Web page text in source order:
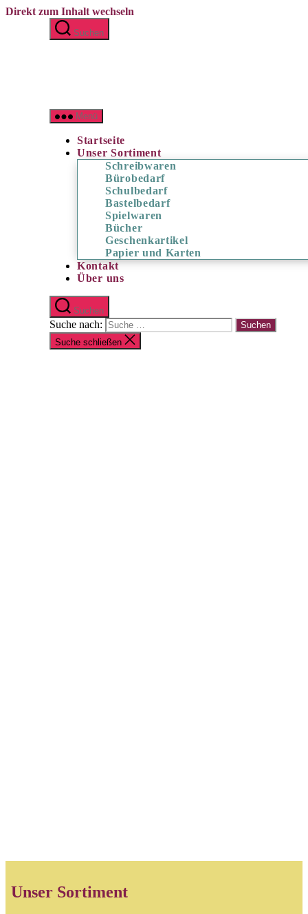
Direkt zum Inhalt wechseln
Suchen
Menü
Startseite
Unser Sortiment
Schreibwaren
Bürobedarf
Schulbedarf
Bastelbedarf
Spielwaren
Bücher
Geschenkartikel
Papier und Karten
Kontakt
Über uns
Suchen
Suche nach:
Suche schließen
Menü schließen
Spielwaren
Bücher
Geschenkartikel
Papier und Karten
Kontakt
Über uns
Unser Sortiment